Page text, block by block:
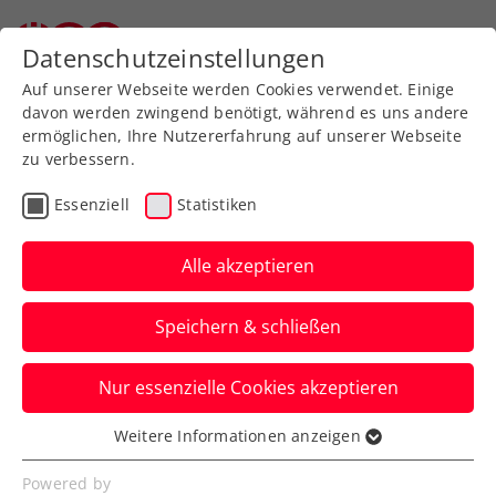
Aktuelle News
News filtern
Datenschutzeinstellungen
Auf unserer Webseite werden Cookies verwendet. Einige
davon werden zwingend benötigt, während es uns andere
ermöglichen, Ihre Nutzererfahrung auf unserer Webseite
zu verbessern.
Essenziell Statistiken
Alle akzeptieren
Speichern & schließen
Nur essenzielle Cookies akzeptieren
Essenziell
Essenzielle Cookies werden für grundlegende
Weitere Informationen anzeigen
Powered by